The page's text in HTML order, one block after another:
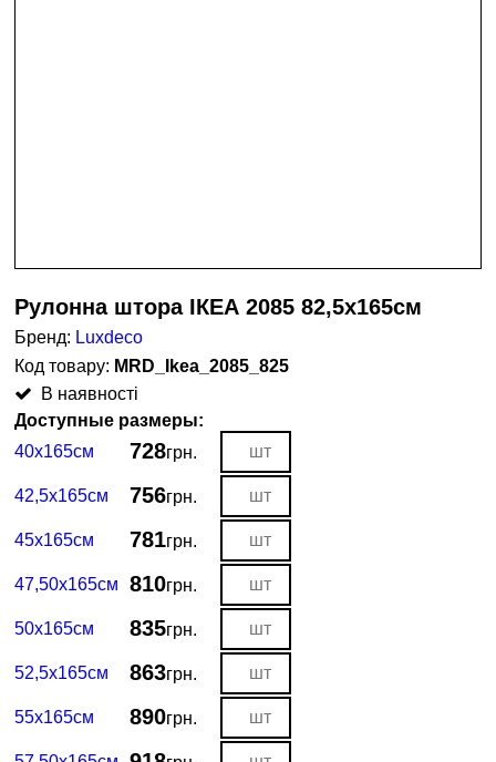
Рулонна штора ІКЕА 2085 82,5х165см
Бренд: Luxdeco
MRD_Ikea_2085_825
В наявності
Доступные размеры:
40х165см
728грн.
42,5х165см 756грн.
45х165см 781грн.
47,50х165см 810грн.
50х165см 835грн.
52,5х165см 863грн.
55х165см 890грн.